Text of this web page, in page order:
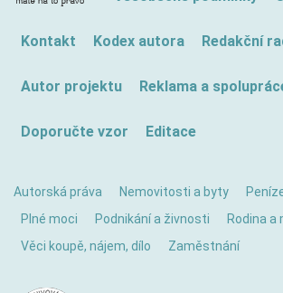
Kontakt Kodex autora Redakční
Autor projektu Reklama a
Doporučte vzor Editace
Autorská práva Nemovitosti a byty
Plné moci
Podnikání a živnosti
Rodina
Věci koupě, nájem, dílo
Zaměstnání